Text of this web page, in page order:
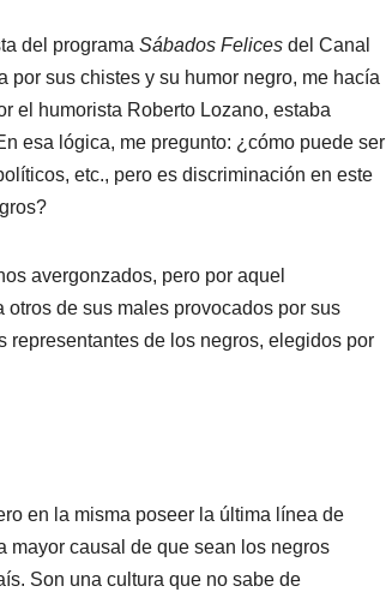
del programa Sábados Felices del Canal
sus chistes y su humor negro, me hacía
el humorista Roberto Lozano, estaba
esa lógica, me pregunto: ¿cómo puede ser
etc., pero es discriminación en este
avergonzados, pero por aquel
de sus males provocados por sus
de los negros, elegidos por
en la misma poseer la última línea de
mayor causal de que sean los negros
Son una cultura que no sabe de